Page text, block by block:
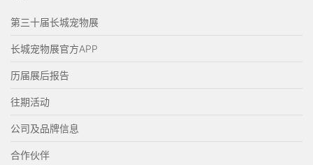
第三十届长城宠物展
长城宠物展官方APP
历届展后报告
往期活动
公司及品牌信息
合作伙伴